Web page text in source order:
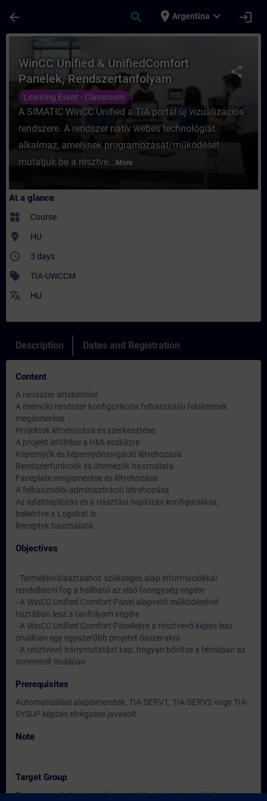
arrow_back search place Argentina expand_more login
Course - WinCC Unified &
share
WinCC Unified & UnifiedComfort
Panelek, Rendszertanfolyam
Learning Event - Classroom
A SIMATIC WinCC Unified a TIA portál új vizualizációs
rendszere. A rendszer natív webes technológiát
alkalmaz, amelynek programozását/működését
mutatjuk be a résztve... More
At a glance
widgets Course
where_to_vote HU
access_time 3 days
sell TIA-UWCCM
translate HU
Description Dates and Registration
Content
A rendszer áttekintése
A mérnöki rendszer konfigurációs felhasználói felületének
megismerése
Projektek létrehozása és szerkesztése
A projekt letöltése a HMI eszközre
Képernyők és képernyőnavigáció létrehozása
Rendszerfunkciók és ütemezők használata
Faceplate megismerése és létrehozása
A felhasználói adminisztráció létrehozása
Az adatnaplózás és a riasztási naplózás konfigurálása,
beleértve a Logokat is
Receptek használata
Objectives
- Termékkiválasztáshoz szükséges alap információkkal
rendelkezni fog a hallható az első tanegység végére
- A WinCC Unified Comfort Panel alapvető működésével
tisztában lesz a tanfolyam végére
- A WinCC Unified Comfort Panelekre a résztvevő képes lesz
önállóan egy egyszerűbb projetet összerakni
- A résztvevő iránymutatást kap, hogyan bővítse a témában az
ismereteit önállóan
Prerequisites
Automatizálási alapismeretek, TIA-SERV1, TIA-SERV2 vagy TIA-
SYSUP képzés elvégzése javasolt
Note
-
Target Group
Programozók, beüzemelő mérnökök, tervező mérnökök,